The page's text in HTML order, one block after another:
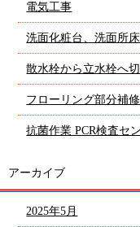
電気工事
洗面化粧台、洗面所
散水栓から立水栓へ
フローリング部分補修
抗菌作業 PCR検査セ
アーカイブ
2025年5月